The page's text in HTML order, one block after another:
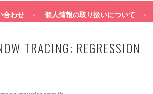
合わせ 個人情報の取り扱いについて
TRACING; REGRESSION